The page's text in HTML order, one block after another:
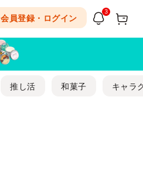
会員登録・ログイン
3
推し活 和菓子 キャラ